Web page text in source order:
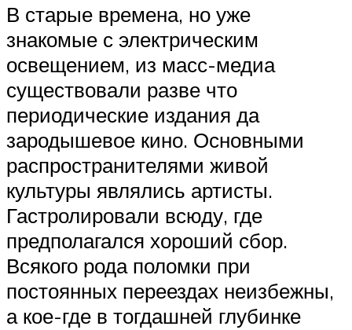
В старые времена, но уже
знакомые с электрическим
освещением, из масс-медиа
существовали разве что
периодические издания да
зародышевое кино. Основными
распространителями живой
культуры являлись артисты.
Гастролировали всюду, где
предполагался хороший сбор.
Всякого рода поломки при
постоянных переездах неизбежны,
а кое-где в тогдашней глубинке